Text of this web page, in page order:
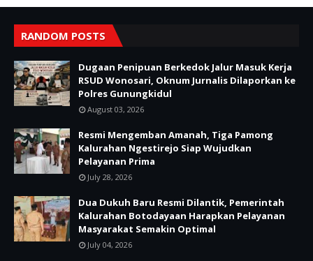
RANDOM POSTS
Dugaan Penipuan Berkedok Jalur Masuk Kerja
RSUD Wonosari, Oknum Jurnalis Dilaporkan ke
Polres Gunungkidul
August 03, 2026
Resmi Mengemban Amanah, Tiga Pamong
Kalurahan Ngestirejo Siap Wujudkan
Pelayanan Prima
July 28, 2026
Dua Dukuh Baru Resmi Dilantik, Pemerintah
Kalurahan Botodayaan Harapkan Pelayanan
Masyarakat Semakin Optimal
July 04, 2026